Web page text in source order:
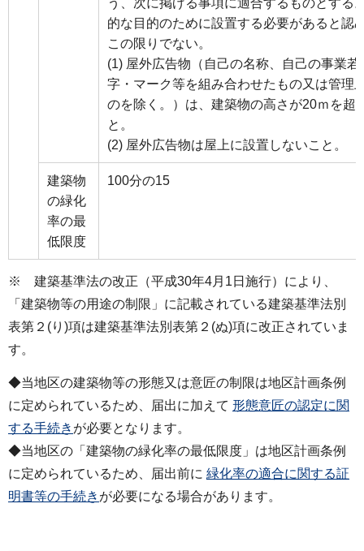
う、次に掲げる事項に適合するものとする
的な目的のために設置する必要があると認
この限りでない。
(1) 屋外広告物（自己の名称、自己の事業
字・マーク等を組み合わせたもの又は管理
のを除く。）は、建築物の高さが20ｍを超
と。
(2) 屋外広告物は屋上に設置しないこと。
建築物
の緑化
率の最
低限度
100分の15
※ 建築基準法の改正（平成30年4月1日施行）により、
「建築物等の用途の制限」に記載されている建築基準法別
表第２(り)項は建築基準法別表第２(ぬ)項に改正されていま
す。
◆当地区の建築物等の形態又は意匠の制限は地区計画条例
に定められているため、届出に加えて 形態意匠の認定に関
する手続き が必要となります。
◆当地区の「建築物の緑化率の最低限度」は地区計画条例
に定められているため、届出前に 緑化率の適合に関する証
明書等の手続き が必要になる場合があります。